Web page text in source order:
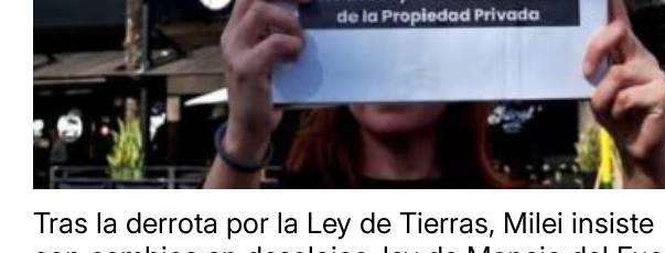
Tras la derrota por la Ley de Tierras, Milei insiste